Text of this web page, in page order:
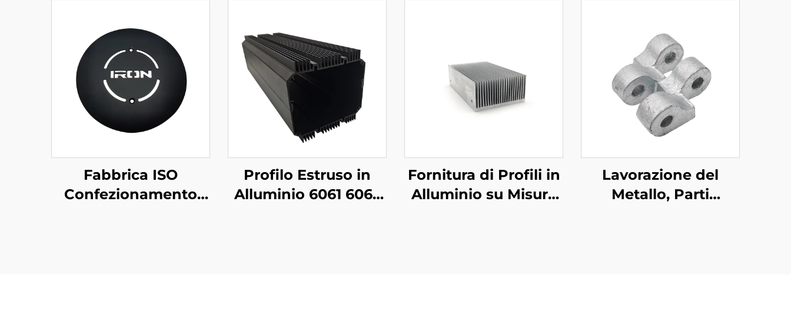
Fabbrica ISO
Confezionamento
Profilo Estruso in
Alluminio 6061 6063
Fornitura di Profili in
Alluminio su Misura
Lavorazione del
Metallo, Parti